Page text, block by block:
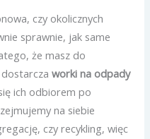
czy okolicznych
sprawnie, jak same
że masz do
dostarczaworki na odpady
ich odbiorem po
na siebie
czy recykling, więc